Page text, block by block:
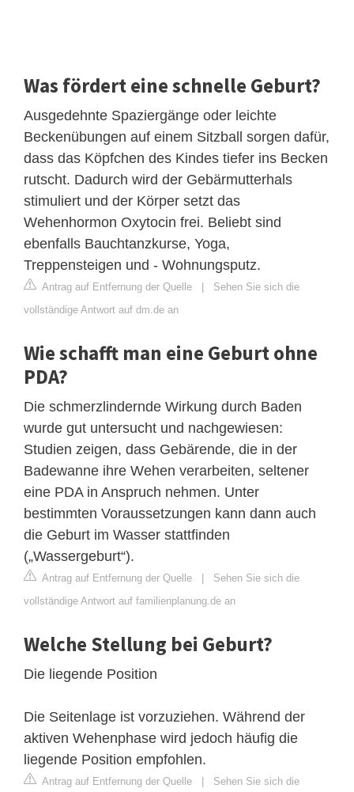
Was fördert eine schnelle Geburt?
Ausgedehnte Spaziergänge oder leichte
Beckenübungen auf einem Sitzball sorgen dafür,
dass das Köpfchen des Kindes tiefer ins Becken
rutscht. Dadurch wird der Gebärmutterhals
stimuliert und der Körper setzt das
Wehenhormon Oxytocin frei. Beliebt sind
ebenfalls Bauchtanzkurse, Yoga,
Treppensteigen und - Wohnungsputz.
Antrag auf Entfernung der Quelle | Sehen Sie sich die
vollständige Antwort auf dm.de an
Wie schafft man eine Geburt ohne
PDA?
Die schmerzlindernde Wirkung durch Baden
wurde gut untersucht und nachgewiesen:
Studien zeigen, dass Gebärende, die in der
Badewanne ihre Wehen verarbeiten, seltener
eine PDA in Anspruch nehmen. Unter
bestimmten Voraussetzungen kann dann auch
die Geburt im Wasser stattfinden
(„Wassergeburt“).
Antrag auf Entfernung der Quelle | Sehen Sie sich die
vollständige Antwort auf familienplanung.de an
Welche Stellung bei Geburt?
Die liegende Position
Die Seitenlage ist vorzuziehen. Während der
aktiven Wehenphase wird jedoch häufig die
liegende Position empfohlen.
Antrag auf Entfernung der Quelle | Sehen Sie sich die